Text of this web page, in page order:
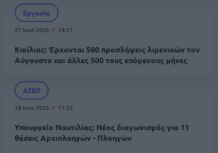
Εργασία
27 Ιουλ 2026 14:17
Κικίλιας: Έρχονται 500 προσλήψεις λιμενικών τον
Αύγουστο και άλλες 500 τους επόμενους μήνες
ΑΣΕΠ
18 Ιουν 2026 11:52
Υπουργείο Ναυτιλίας: Νέος διαγωνισμός για 11
θέσεις Αρχιπλοηγών - Πλοηγών